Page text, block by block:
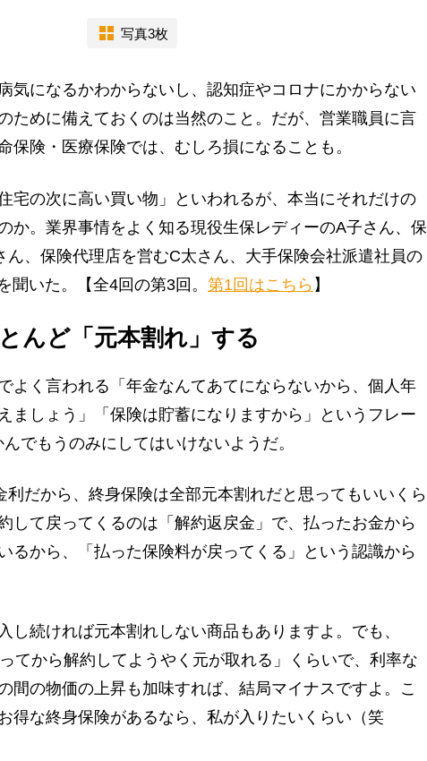
写真3枚
気になるかわからないし、認知症やコロナにかからない
ために備えておくのは当然のこと。だが、営業職員に言
保険・医療保険では、むしろ損になることも。
宅の次に高い買い物」といわれるが、本当にそれだけの
か。業界事情をよく知る現役生保レディーのA子さん、保
ん、保険代理店を営むC太さん、大手保険会社派遣社員の
聞いた。【全4回の第3回。 第1回はこちら 】
んど「元本割れ」する
よく言われる「年金なんてあてにならないから、個人年
ましょう」「保険は貯蓄になりますから」というフレー
でもうのみにしてはいけないようだ。
利だから、終身保険は全部元本割れだと思ってもいいくら
して戻ってくるのは「解約返戻金」で、払ったお金から
るから、「払った保険料が戻ってくる」という認識から
続ければ元本割れしない商品もありますよ。でも、
てから解約してようやく元が取れる」くらいで、利率な
間の物価の上昇も加味すれば、結局マイナスですよ。こ
得な終身保険があるなら、私が入りたいくらい（笑